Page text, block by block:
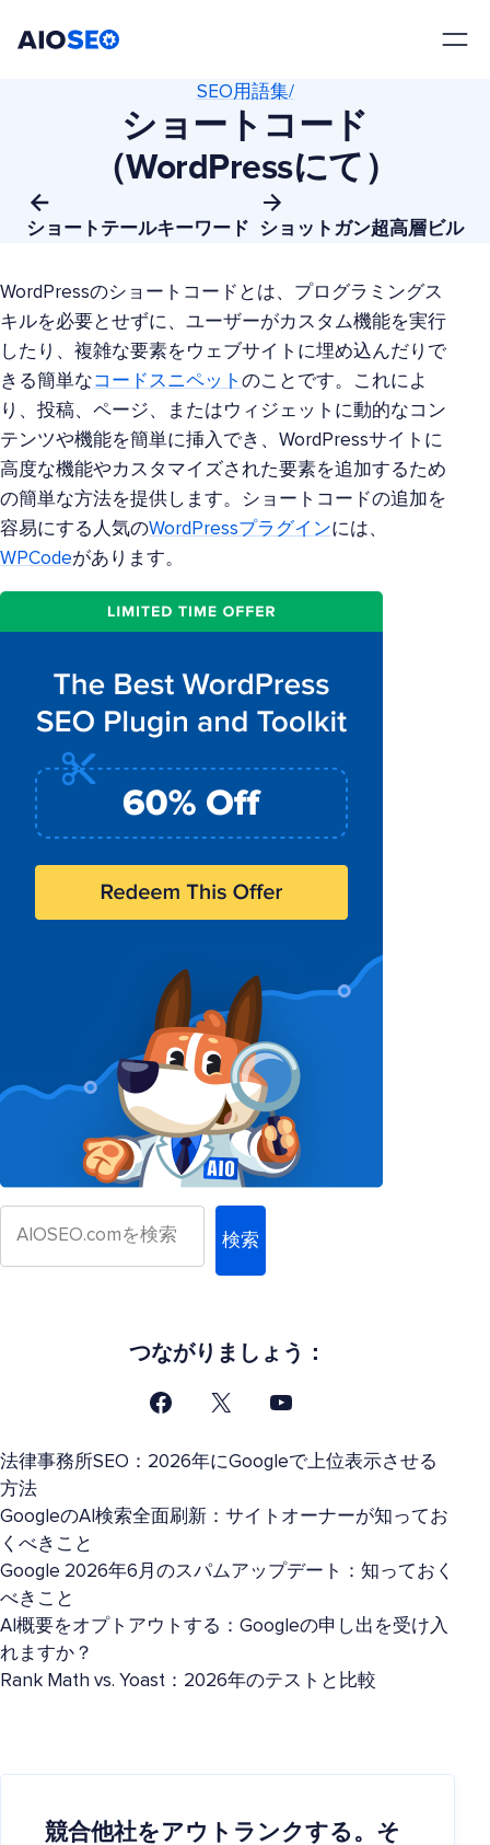
ショートテールキーワード
SEO用語集/
ショートコード
（WordPressにて）
ショットガン超高層ビル
WordPressのショートコードとは、プログラミングス
キルを必要とせずに、ユーザーがカスタム機能を実行
したり、複雑な要素をウェブサイトに埋め込んだりで
きる簡単なコードスニペット のことです。これによ
り、投稿、ページ、またはウィジェットに動的なコン
テンツや機能を簡単に挿入でき、WordPressサイトに
高度な機能やカスタマイズされた要素を追加するため
の簡単な方法を提供します。ショートコードの追加を
容易にする人気のWordPressプラグインには、
WPCodeがあります。
検索
つながりましょう：
法律事務所SEO：2026年にGoogleで上位表示させる
方法
GoogleのAI検索全面刷新：サイトオーナーが知ってお
くべきこと
Google 2026年6月のスパムアップデート：知っておく
べきこと
AI概要をオプトアウトする：Googleの申し出を受け入
れますか？
Rank Math vs. Yoast：2026年のテストと比較
競合他社をアウトランクする。そ